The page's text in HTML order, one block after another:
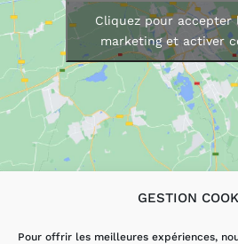
GESTION
Pour offrir les meilleures expériences,
Cliquez pour accepter
marketing et activer
LES